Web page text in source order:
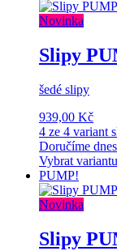
Novinka
Slipy
šedé slipy
939,00 Kč
4 ze 4 variant
Doručíme
Vybrat variantu
PUMP!
Novinka
Slipy